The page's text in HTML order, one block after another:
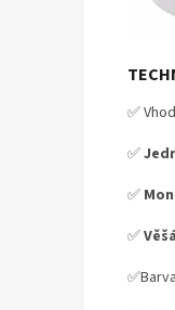
✅
✅
✅
✅